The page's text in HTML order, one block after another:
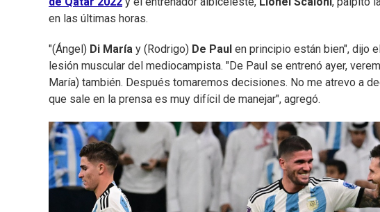
en las últimas horas.
"(Ángel) Di María y (Rodrigo) De Paul en principio están bien", dijo
lesión muscular del mediocampista. "De Paul se entrenó ayer,
María) también. Después tomaremos decisiones. No me atrevo a
que sale en la prensa es muy difícil de manejar", agregó.